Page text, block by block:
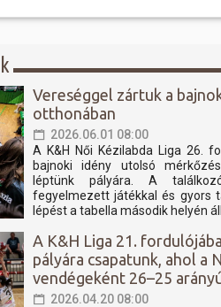
Vereséggel zártuk a
otthonában
2026.06.01 08:00
A K&H Női Kézilabda Liga 26.
bajnoki idény utolsó
léptünk pályára. A
fegyelmezett játékkal és gyors
lépést a tabella második helyén
A K&H Liga 21.
pályára csapatunk, ahol a
vendégeként 26–25
2026.04.20 08:00